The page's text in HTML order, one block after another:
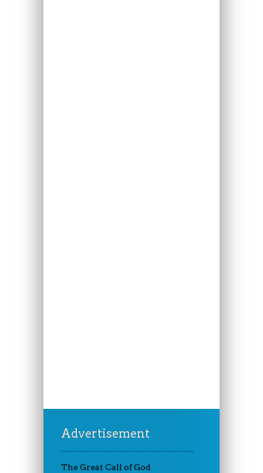
Advertisement
The Great Call of God